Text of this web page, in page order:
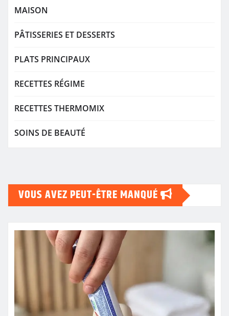
MAISON
PÂTISSERIES ET DESSERTS
PLATS PRINCIPAUX
RECETTES RÉGIME
RECETTES THERMOMIX
SOINS DE BEAUTÉ
VOUS AVEZ PEUT-ÊTRE MANQUÉ